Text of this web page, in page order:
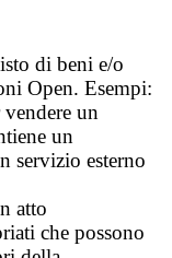
di beni e/o
Open. Esempi:
un
un
servizio esterno
atto
che possono